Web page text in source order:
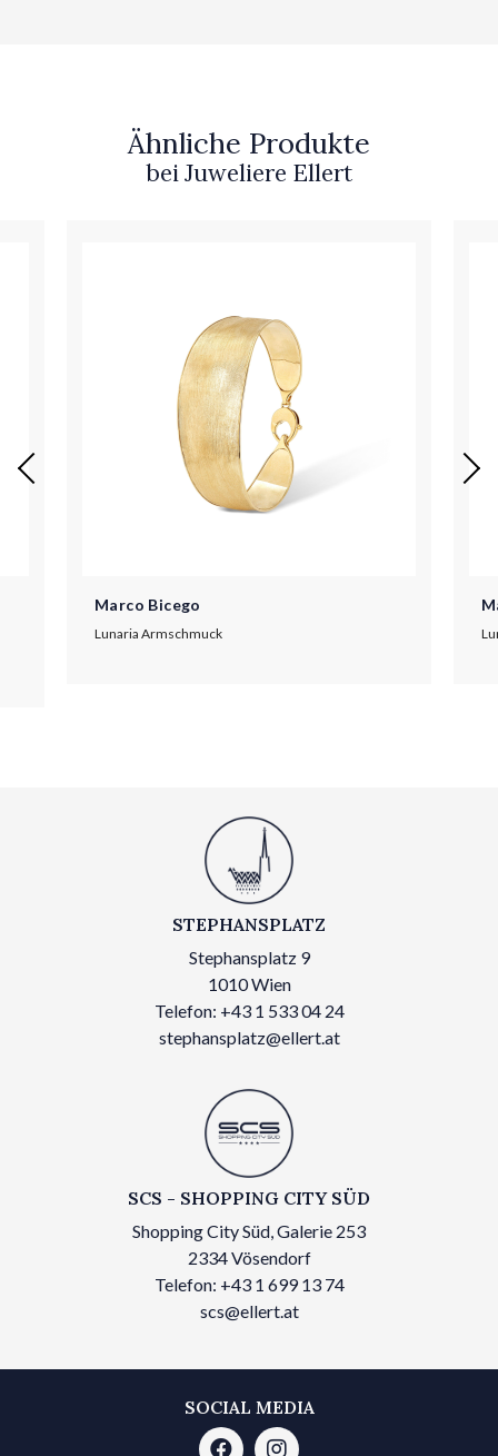
Ähnliche Produkte
bei Juweliere Ellert
Marco Bicego
Lunaria Armschmuck
STEPHANSPLATZ
Stephansplatz 9
1010 Wien
Telefon: +43 1 533 04 24
stephansplatz@ellert.at
SCS - SHOPPING CITY SÜD
Shopping City Süd, Galerie 253
2334 Vösendorf
Telefon: +43 1 699 13 74
scs@ellert.at
SOCIAL MEDIA